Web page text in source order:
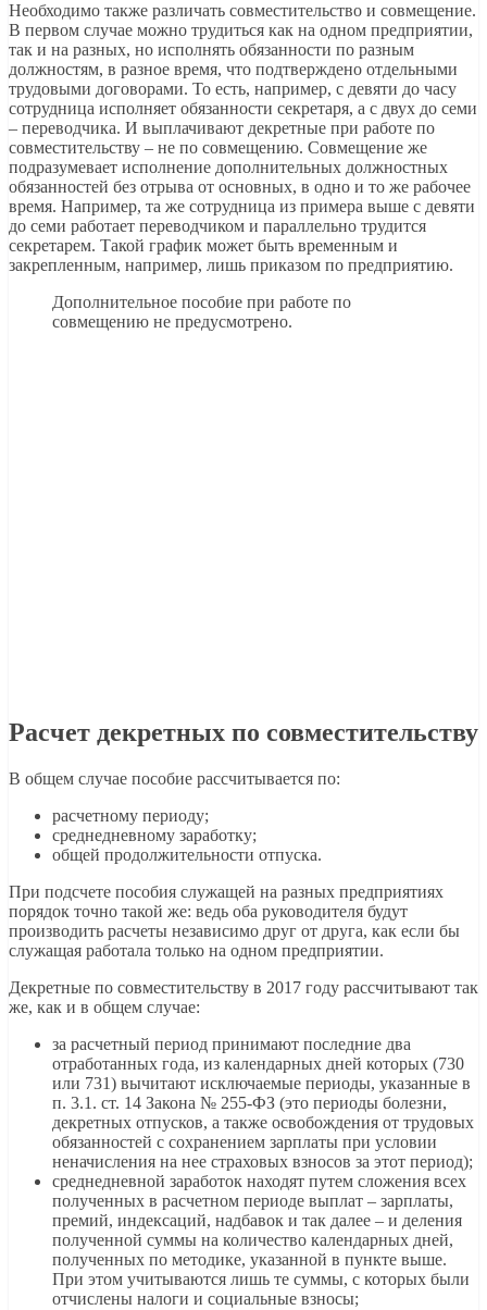
Необходимо также различать совместительство и совмещение.
В первом случае можно трудиться как на одном предприятии,
так и на разных, но исполнять обязанности по разным
должностям, в разное время, что подтверждено отдельными
трудовыми договорами. То есть, например, с девяти до часу
сотрудница исполняет обязанности секретаря, а с двух до семи
– переводчика. И выплачивают декретные при работе по
совместительству – не по совмещению. Совмещение же
подразумевает исполнение дополнительных должностных
обязанностей без отрыва от основных, в одно и то же рабочее
время. Например, та же сотрудница из примера выше с девяти
до семи работает переводчиком и параллельно трудится
секретарем. Такой график может быть временным и
закрепленным, например, лишь приказом по предприятию.
Дополнительное пособие при работе по
совмещению не предусмотрено.
Расчет декретных по совместительству
В общем случае пособие рассчитывается по:
расчетному периоду;
среднедневному заработку;
общей продолжительности отпуска.
При подсчете пособия служащей на разных предприятиях
порядок точно такой же: ведь оба руководителя будут
производить расчеты независимо друг от друга, как если бы
служащая работала только на одном предприятии.
Декретные по совместительству в 2017 году рассчитывают так
же, как и в общем случае:
за расчетный период принимают последние два
отработанных года, из календарных дней которых (730
или 731) вычитают исключаемые периоды, указанные в
п. 3.1. ст. 14 Закона № 255-ФЗ (это периоды болезни,
декретных отпусков, а также освобождения от трудовых
обязанностей с сохранением зарплаты при условии
неначисления на нее страховых взносов за этот период);
среднедневной заработок находят путем сложения всех
полученных в расчетном периоде выплат – зарплаты,
премий, индексаций, надбавок и так далее – и деления
полученной суммы на количество календарных дней,
полученных по методике, указанной в пункте выше.
При этом учитываются лишь те суммы, с которых были
отчислены налоги и социальные взносы;